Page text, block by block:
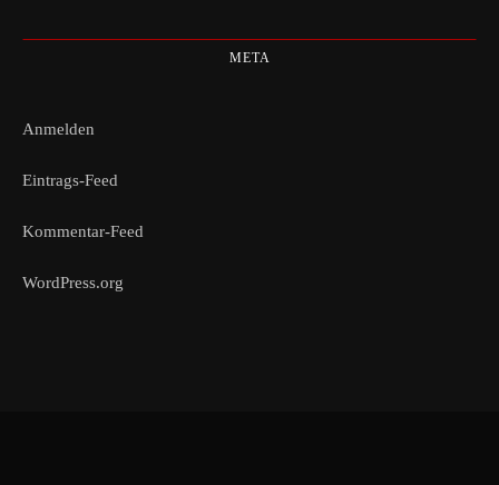
META
Anmelden
Eintrags-Feed
Kommentar-Feed
WordPress.org